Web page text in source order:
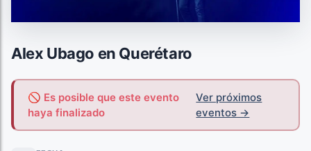
Alex Ubago en Querétaro
🚫 Es posible que este evento
haya finalizado
Ver próximos
eventos →